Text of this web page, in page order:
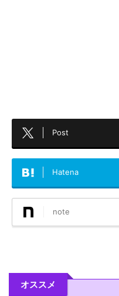
Post
Hatena
note
オススメ